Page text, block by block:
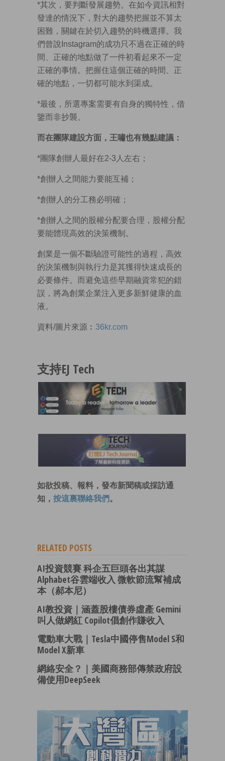
*其次，要判斷發展趨勢。在如今資訊相對
發達的情況下，對大的趨勢把握並不算太
困難，關鍵在於切入趨勢的時機選擇。我
們曾說Instagram的成功只不過在正確的時
間、正確的地點做了一件初看起來不一定
正確的事情。把握住這個正確的時間、正
確的地點，一切都可能水到渠成。
*最後，所選專案需要有自身的獨特性，借
鑒而非抄襲。
而在團隊建設方面，王嘯也有幾點建議：
*團隊創辦人最好在2-3人左右；
*創辦人之間能力要能互補；
*創辦人的分工務必明確；
*創辦人之間的股權分配要合理，股權分配
要能體現高效的決策機制。
創業是一個不斷驗證可能性的過程，高效
的決策機制與執行力是其獲得快速成長的
必要條件。而避免這些早期融資常犯的錯
誤，將為創業企業注入更多新鮮健康的血
液。
資料/圖片來源︰ 36kr.com
支持EJ Tech
如欲投稿、報料，發布新聞稿或採訪通
知， 按這裏聯絡我們 。
RELATED POSTS
AI投資競賽 科企五巨頭各出其謀
Alphabet谷雲端收入 微軟節流幫補成
本（郝本尼）
AI教投資｜涵蓋股樓債券虛產 Gemini
叫人做網紅 Copilot倡創作賺收入
電動車大戰｜Tesla中國停售Model S和
Model X新車
網絡安全？｜美國商務部傳禁政府設
備使用DeepSeek